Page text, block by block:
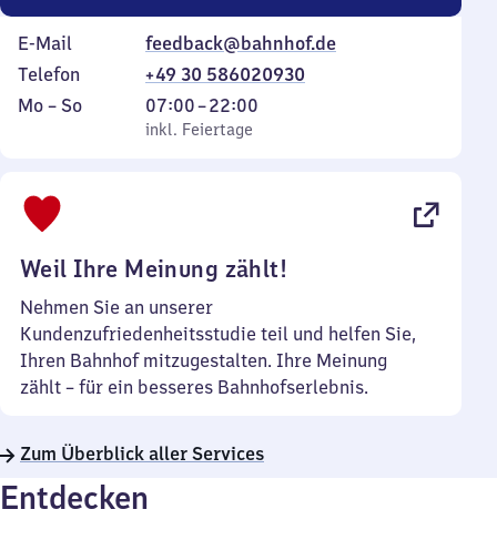
E-Mail
feedback@bahnhof.de
Telefon
+49 30 586020930
Montag
Mo – So,
inkl. Feiertage
07:00–22:00
Von
7
inkl. Feiertage
Weil Ihre Meinung zählt!
Nehmen Sie an unserer
Kundenzufriedenheitsstudie teil und helfen Sie,
Ihren Bahnhof mitzugestalten. Ihre Meinung
zählt – für ein besseres Bahnhofserlebnis.
Zum Überblick aller Services
Entdecken